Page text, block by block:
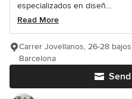
especializados en diseñ...
Read More
Carrer Jovellanos, 26-28
Barcelona